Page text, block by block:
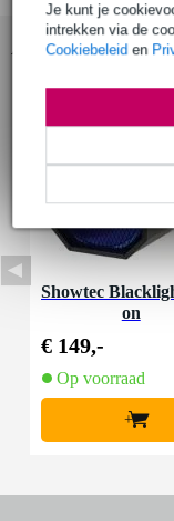
Je kunt je
intrekken via de
Cookiebeleid en
Accessoires (1)
Showtec
on
€ 149,-
Op voorraad
+